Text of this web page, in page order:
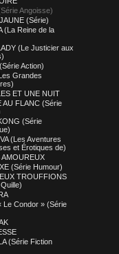
Angoisse)
(Série)
(La Reine de la
(Le Justicier aux
Action)
Grandes
ET UNE NUIT
AU FLANC (Série
(Série
(Les Aventures
et Érotiques de)
(Série Humour)
TROUFFIONS
Le Condor » (Série
(Série Fiction